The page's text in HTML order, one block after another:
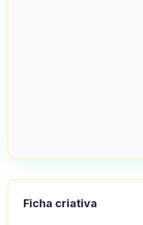
Ficha criativa